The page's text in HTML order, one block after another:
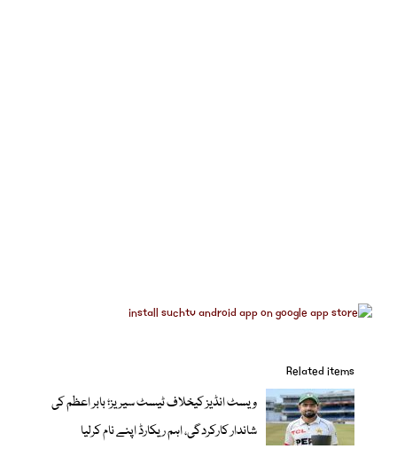
Related items
ویسٹ انڈیز کیخلاف ٹیسٹ سیریز؛ بابر اعظم کی
شاندار کارکردگی، اہم ریکارڈ اپنے نام کرلیا